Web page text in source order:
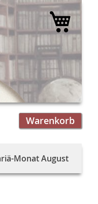
Warenkorb
Mein
Monat August